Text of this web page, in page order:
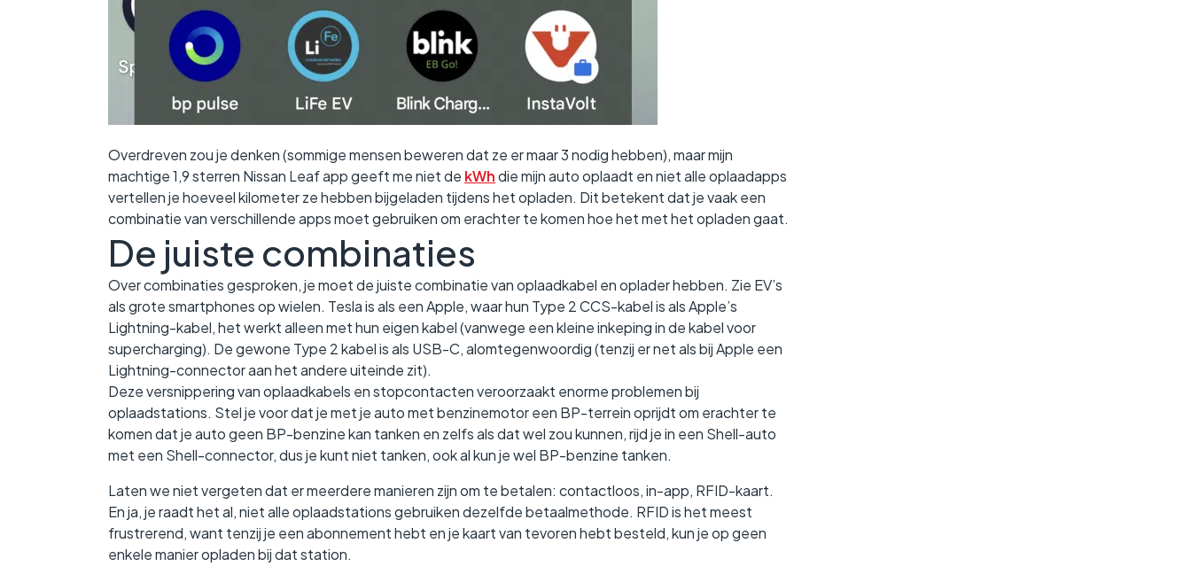
Overdreven zou je denken (sommige mensen beweren dat ze er maar 3 nodig hebben), maar mijn
machtige 1,9 sterren Nissan Leaf app geeft me niet de kWhdie mijn auto oplaadt en niet alle oplaadapps
vertellen je hoeveel kilometer ze hebben bijgeladen tijdens het opladen. Dit betekent dat je vaak een
combinatie van verschillende apps moet gebruiken om erachter te komen hoe het met het opladen gaat.
De juiste combinaties
Over combinaties gesproken, je moet de juiste combinatie van oplaadkabel en oplader hebben. Zie EV’s
als grote smartphones op wielen. Tesla is als een Apple, waar hun Type 2 CCS-kabel is als Apple’s
Lightning-kabel, het werkt alleen met hun eigen kabel (vanwege een kleine inkeping in de kabel voor
supercharging). De gewone Type 2 kabel is als USB-C, alomtegenwoordig (tenzij er net als bij Apple een
Lightning-connector aan het andere uiteinde zit).
Deze versnippering van oplaadkabels en stopcontacten veroorzaakt enorme problemen bij
oplaadstations. Stel je voor dat je met je auto met benzinemotor een BP-terrein oprijdt om erachter te
komen dat je auto geen BP-benzine kan tanken en zelfs als dat wel zou kunnen, rijd je in een Shell-auto
met een Shell-connector, dus je kunt niet tanken, ook al kun je wel BP-benzine tanken.
Laten we niet vergeten dat er meerdere manieren zijn om te betalen: contactloos, in-app, RFID-kaart.
En ja, je raadt het al, niet alle oplaadstations gebruiken dezelfde betaalmethode. RFID is het meest
frustrerend, want tenzij je een abonnement hebt en je kaart van tevoren hebt besteld, kun je op geen
enkele manier opladen bij dat station.